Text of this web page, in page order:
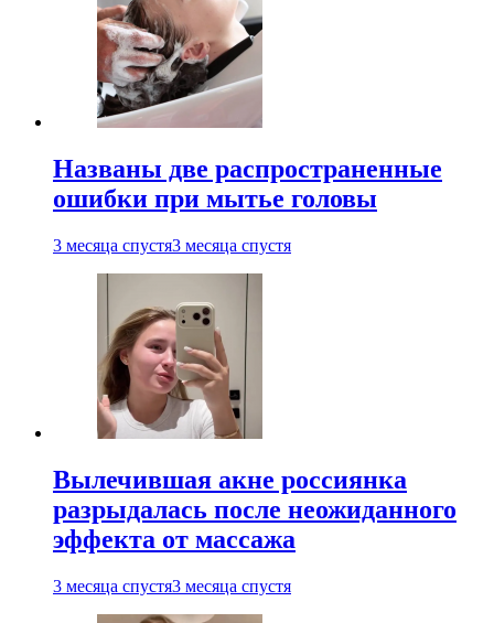
Названы две распространенные
ошибки при мытье головы
3 месяца спустя3 месяца спустя
Вылечившая акне россиянка
разрыдалась после неожиданного
эффекта от массажа
3 месяца спустя3 месяца спустя